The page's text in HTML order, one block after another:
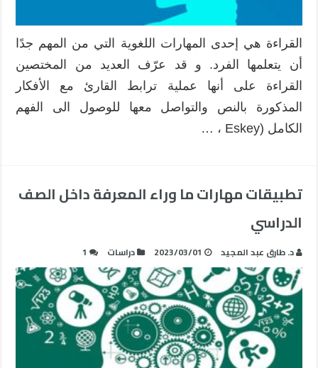
القراءة هي إحدى المهارات اللغوية التي من المهم جدًا
أن يتعلمها الفرد. و قد عرّف العديد من المختصين
القراءة على أنها عملية ترابط القارئ مع الأفكار
المذكورة بالنص والتواصل معها للوصول الى الفهم
الكامل (Eskey ، …
تطبيقات مهارات ما وراء المعرفة داخل الصف
الدراسي
د. طارق عبد المجيد 2023/03/01 دراسات 1